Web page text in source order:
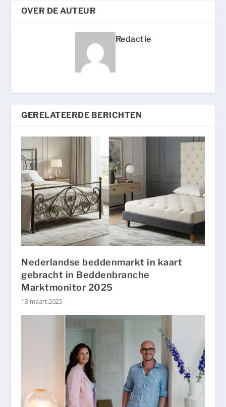
OVER DE AUTEUR
Redactie
GERELATEERDE BERICHTEN
Nederlandse beddenmarkt in kaart
gebracht in Beddenbranche
Marktmonitor 2025
13 maart 2025